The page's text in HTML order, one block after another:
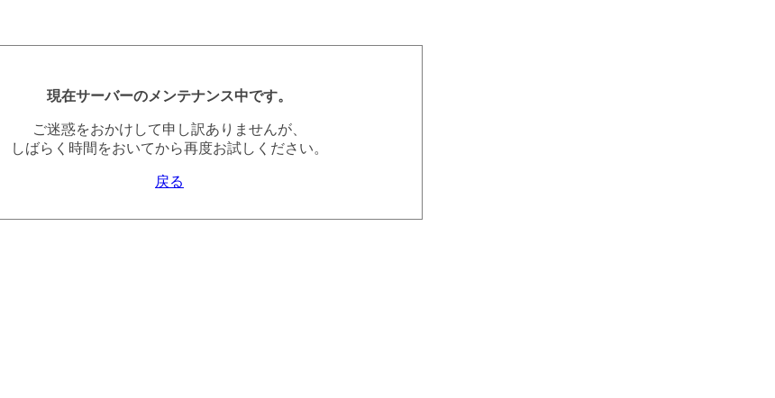
現在サーバーのメンテナンス中です。
ご迷惑をおかけして申し訳ありませんが、
しばらく時間をおいてから再度お試しください。
戻る